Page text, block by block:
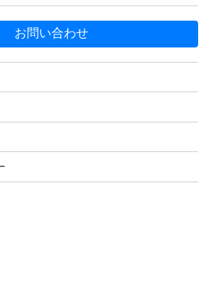
す
お問い合わせ